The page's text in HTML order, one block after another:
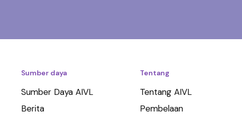
Sumber daya
Sumber Daya AIVL
Berita
Tentang
Tentang AIVL
Pembelaan